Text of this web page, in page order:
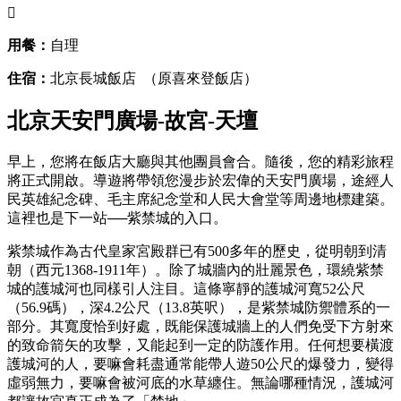

用餐： 自理
住宿： 北京長城飯店 （原喜來登飯店）
北京天安門廣場-故宮-天壇
早上，您將在飯店大廳與其他團員會合。隨後，您的精彩旅程
將正式開啟。導遊將帶領您漫步於宏偉的天安門廣場，途經人
民英雄紀念碑、毛主席紀念堂和人民大會堂等周邊地標建築。
這裡也是下一站──紫禁城的入口。
紫禁城作為古代皇家宮殿群已有500多年的歷史，從明朝到清
朝（西元1368-1911年）。除了城牆內的壯麗景色，環繞紫禁
城的護城河也同樣引人注目。這條寧靜的護城河寬52公尺
（56.9碼），深4.2公尺（13.8英呎），是紫禁城防禦體系的一
部分。其寬度恰到好處，既能保護城牆上的人們免受下方射來
的致命箭矢的攻擊，又能起到一定的防護作用。任何想要橫渡
護城河的人，要嘛會耗盡通常能帶人遊50公尺的爆發力，變得
虛弱無力，要嘛會被河底的水草纏住。無論哪種情況，護城河